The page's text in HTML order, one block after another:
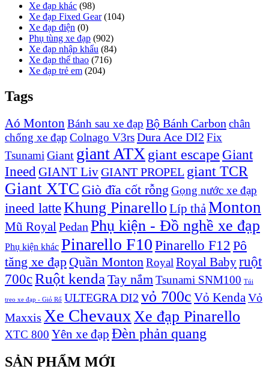
Xe đạp khác (98)
Xe đạp Fixed Gear (104)
Xe đạp điện (0)
Phụ tùng xe đạp (902)
Xe đạp nhập khẩu (84)
Xe đạp thể thao (716)
Xe đạp trẻ em (204)
Tags
Aó Monton Bánh sau xe đạp Bộ Bánh Carbon chân
chống xe đạp Colnago V3rsDura Ace DI2 Fix
Tsunami Giant giant ATX giant escape Giant
Ineed GIANT LivGIANT PROPEL giant TCR
Giant XTC Giò đĩa cốt rỗng Gọng nước xe đạp
ineed latteKhung Pinarello Líp thảMonton
Mũ Royal Pedan Phụ kiện - Đồ nghề xe đạp
Phụ kiện khác Pinarello F10Pinarello F12 Pô
tăng xe đạp Quần MontonRoyal Royal Babyruột
700cRuột kendaTay nắmTsunami SNM100 Túi
treo xe đạp - Giỏ Rổ ULTEGRA DI2 vỏ 700c Vỏ KendaVỏ
Maxxis Xe ChevauxXe đạp Pinarello
XTC 800 Yên xe đạp Đèn phản quang
SẢN PHẨM MỚI